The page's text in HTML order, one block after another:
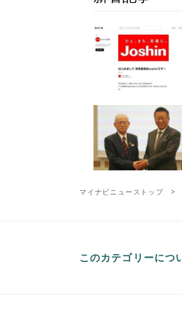
マイナビニューストップ
このカテゴリーにつ